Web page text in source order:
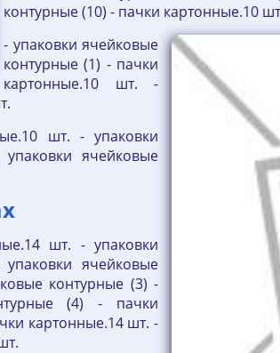
контурные (10) - пачки картонные.10
- упаковки ячейковые
контурные (1) - пачки
картонные.10 шт. -
шт. - упаковки
ячейковые
шт. - упаковки
ячейковые
контурные (3) -
(4) - пачки
картонные.14 шт. -